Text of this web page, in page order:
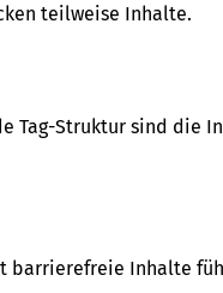
teilweise Inhalte.
Tag-Struktur sind die
barrierefreie Inhalte